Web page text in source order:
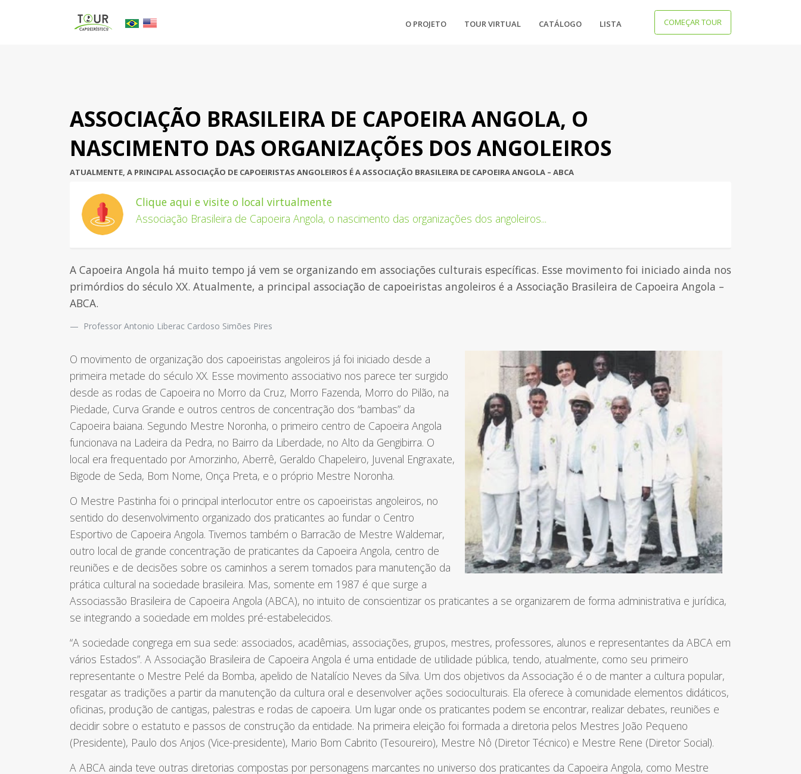
O PROJETO TOUR VIRTUAL CATÁLOGO LISTA COMEÇAR TOUR
ASSOCIAÇÃO BRASILEIRA DE CAPOEIRA ANGOLA, O
NASCIMENTO DAS ORGANIZAÇÕES DOS ANGOLEIROS
ATUALMENTE, A PRINCIPAL ASSOCIAÇÃO DE CAPOEIRISTAS ANGOLEIROS É A ASSOCIAÇÃO BRASILEIRA DE CAPOEIRA ANGOLA – ABCA
Clique aqui e visite o local virtualmente
Associação Brasileira de Capoeira Angola, o nascimento das organizações dos angoleiros...
A Capoeira Angola há muito tempo já vem se organizando em associações culturais específicas. Esse movimento foi iniciado ainda nos
primórdios do século XX. Atualmente, a principal associação de capoeiristas angoleiros é a Associação Brasileira de Capoeira Angola –
ABCA.
Professor Antonio Liberac Cardoso Simões Pires
O movimento de organização dos capoeiristas angoleiros já foi iniciado desde a
primeira metade do século XX. Esse movimento associativo nos parece ter surgido
desde as rodas de Capoeira no Morro da Cruz, Morro Fazenda, Morro do Pilão, na
Piedade, Curva Grande e outros centros de concentração dos “bambas” da
Capoeira baiana. Segundo Mestre Noronha, o primeiro centro de Capoeira Angola
funcionava na Ladeira da Pedra, no Bairro da Liberdade, no Alto da Gengibirra. O
local era frequentado por Amorzinho, Aberrê, Geraldo Chapeleiro, Juvenal Engraxate,
Bigode de Seda, Bom Nome, Onça Preta, e o próprio Mestre Noronha.
O Mestre Pastinha foi o principal interlocutor entre os capoeiristas angoleiros, no
sentido do desenvolvimento organizado dos praticantes ao fundar o Centro
Esportivo de Capoeira Angola. Tivemos também o Barracão de Mestre Waldemar,
outro local de grande concentração de praticantes da Capoeira Angola, centro de
reuniões e de decisões sobre os caminhos a serem tomados para manutenção da
prática cultural na sociedade brasileira. Mas, somente em 1987 é que surge a
Associassão Brasileira de Capoeira Angola (ABCA), no intuito de conscientizar os praticantes a se organizarem de forma administrativa e jurídica,
se integrando a sociedade em moldes pré-estabelecidos.
“A sociedade congrega em sua sede: associados, acadêmias, associações, grupos, mestres, professores, alunos e representantes da ABCA em
vários Estados”. A Associação Brasileira de Capoeira Angola é uma entidade de utilidade pública, tendo, atualmente, como seu primeiro
representante o Mestre Pelé da Bomba, apelido de Natalício Neves da Silva. Um dos objetivos da Associação é o de manter a cultura popular,
resgatar as tradições a partir da manutenção da cultura oral e desenvolver ações socioculturais. Ela oferece à comunidade elementos didáticos,
oficinas, produção de cantigas, palestras e rodas de capoeira. Um lugar onde os praticantes podem se encontrar, realizar debates, reuniões e
decidir sobre o estatuto e passos de construção da entidade. Na primeira eleição foi formada a diretoria pelos Mestres João Pequeno
(Presidente), Paulo dos Anjos (Vice-presidente), Mario Bom Cabrito (Tesoureiro), Mestre Nô (Diretor Técnico) e Mestre Rene (Diretor Social).
A ABCA ainda teve outras diretorias compostas por personagens marcantes no universo dos praticantes da Capoeira Angola, como Mestre